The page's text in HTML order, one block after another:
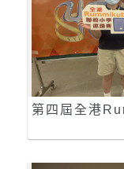
第四屆全港